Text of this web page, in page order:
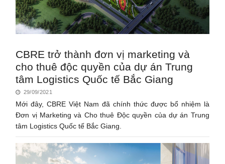
CBRE trở thành đơn vị marketing và
cho thuê độc quyền của dự án Trung
tâm Logistics Quốc tế Bắc Giang
29/09/2021
Mới đây, CBRE Việt Nam đã chính thức được bổ nhiệm là
Đơn vị Marketing và Cho thuê Độc quyền của dự án Trung
tâm Logistics Quốc tế Bắc Giang.